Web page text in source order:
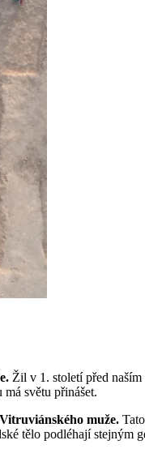
Žil v 1. století před
světu přinášet.
muže.
tělo podléhají stejným